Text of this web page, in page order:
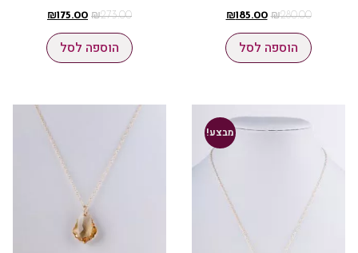
₪280.00
₪185.00
הוספה לסל
₪273.00
₪175.00
הוספה לסל
מבצע!